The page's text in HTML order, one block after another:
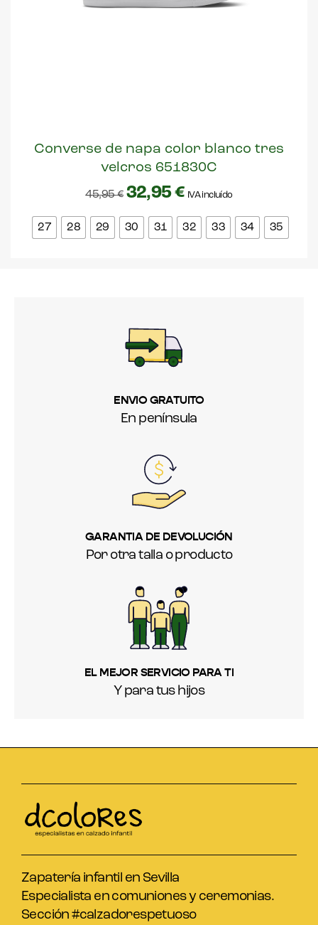
Converse de napa color blanco tres
velcros 651830C
45,95€ 32,95€ IVA incluído
27 28 29 30 31 32 33 34 35
ENVIO GRATUITO
En península
GARANTIA DE DEVOLUCIÓN
Por otra talla o producto
EL MEJOR SERVICIO PARA TI
Y para tus hijos
Zapatería infantil en Sevilla
Especialista en comuniones y ceremonias.
Sección #calzadorespetuoso